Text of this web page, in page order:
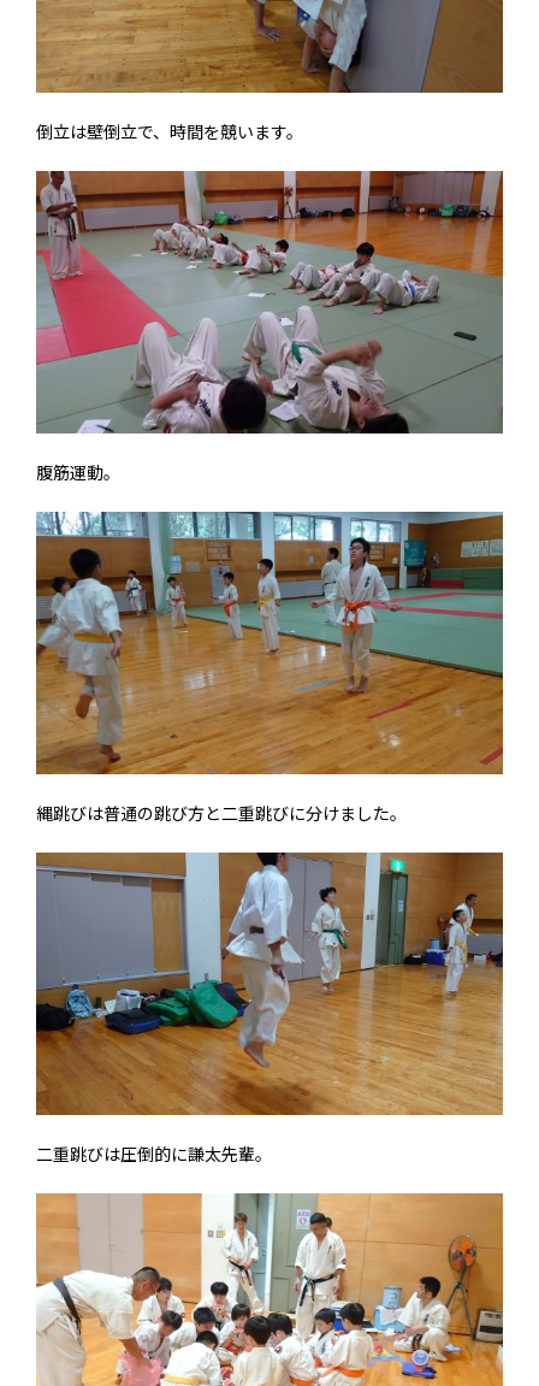
倒立は壁倒立で、時間を競います。
腹筋運動。
縄跳びは普通の跳び方と二重跳びに分けました。
二重跳びは圧倒的に謙太先輩。